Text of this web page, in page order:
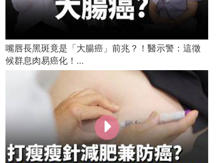
嘴唇長黑斑竟是「大腸癌」前兆？！醫示警：這徵
候群息肉易癌化！...